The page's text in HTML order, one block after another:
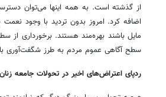
از گذشته است. به همه اینها می‌توان
اضافه کرد. امروز بدون تردید با وجود
مایل باشند بهره‌مند هستند. برخورداری
سطح آگاهی عموم مردم به طرز شگفت‌آوری
ردپای اعتراض‌های اخیر در تحولات جامعه زنان